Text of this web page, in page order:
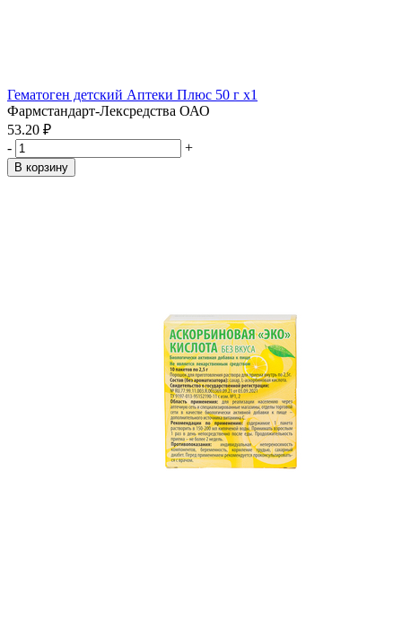
Гематоген детский Аптеки Плюс 50 г x1
Фармстандарт-Лексредства ОАО
53.20 ₽
-
+
В корзину